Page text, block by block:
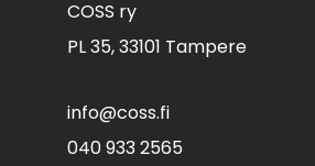
COSS ry
PL 35,33101 Tampere
info@coss.fi
040 933 2565